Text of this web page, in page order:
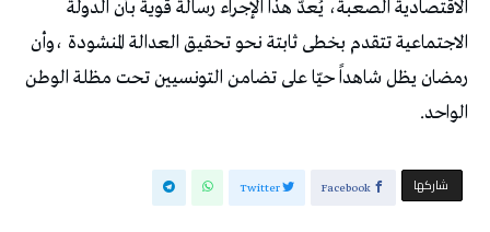
الاقتصادية الصعبة، يُعدّ هذا الإجراء رسالة قوية بأن الدولة
الاجتماعية تتقدم بخطى ثابتة نحو تحقيق العدالة المنشودة ،وأن
رمضان يظل شاهداً حيّا على تضامن التونسيين تحت مظلة الوطن
الواحد.
‫‫ شاركها‬ Facebook
Twitter